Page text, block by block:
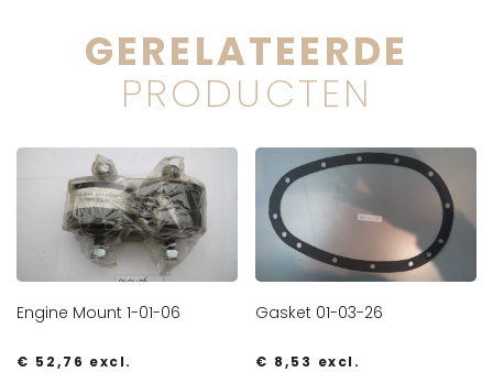
GERELATEERDE
PRODUCTEN
Engine Mount 1-01-06
€ 52,76 excl.
Gasket 01-03-26
€ 8,53 excl.